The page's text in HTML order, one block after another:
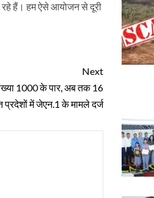
रहे हैं। हम ऐसे आयोजन से दूरी
Next
1000 के पार, अब तक 16
में जेएन.1 के मामले दर्ज